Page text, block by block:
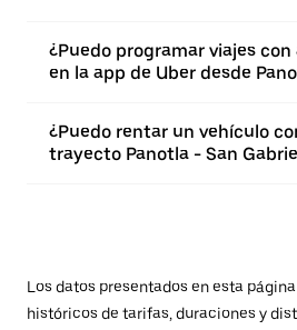
¿Puedo programar viajes
en la app de Uber desde
¿Puedo rentar un vehículo
trayecto Panotla - San
Los datos presentados en esta
históricos de tarifas, duraciones y